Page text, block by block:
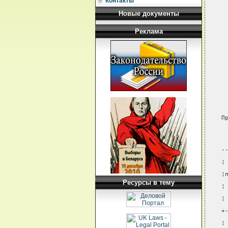
Новые документы
Реклама
Ресурсы в тему
¦
¦